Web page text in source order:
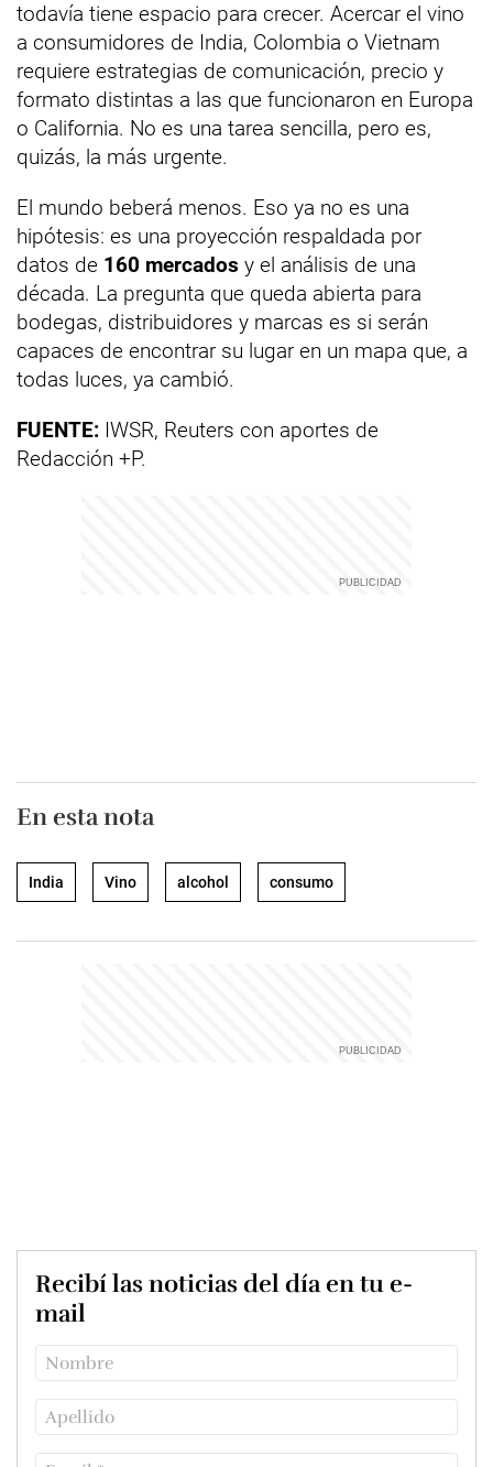
todavía tiene espacio para crecer. Acercar el vino
a consumidores de India, Colombia o Vietnam
requiere estrategias de comunicación, precio y
formato distintas a las que funcionaron en Europa
o California. No es una tarea sencilla, pero es,
quizás, la más urgente.
El mundo beberá menos. Eso ya no es una
hipótesis: es una proyección respaldada por
datos de 160 mercados y el análisis de una
década. La pregunta que queda abierta para
bodegas, distribuidores y marcas es si serán
capaces de encontrar su lugar en un mapa que, a
todas luces, ya cambió.
FUENTE: IWSR, Reuters con aportes de
Redacción +P.
En esta nota
India Vino alcohol consumo
Recibí las noticias del día en tu e-
mail